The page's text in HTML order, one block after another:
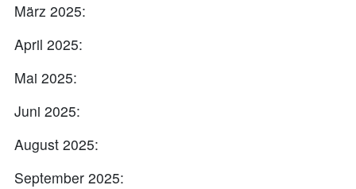
März 2025:
April 2025:
Mai 2025:
Juni 2025:
August 2025:
September 2025: